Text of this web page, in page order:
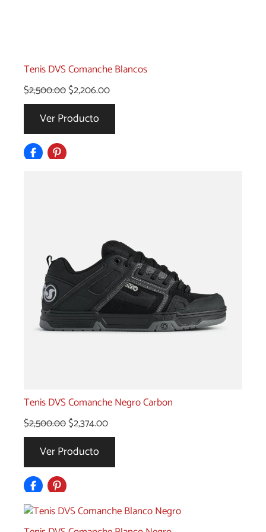
Tenis DVS Comanche Blancos
$2,500.00El
precio
original
era:
$2,206.00El
precio
es:
Ver Producto
Tenis DVS Comanche Negro Carbon
$2,500.00El
precio
original
era:
$2,374.00El
precio
es:
Ver Producto